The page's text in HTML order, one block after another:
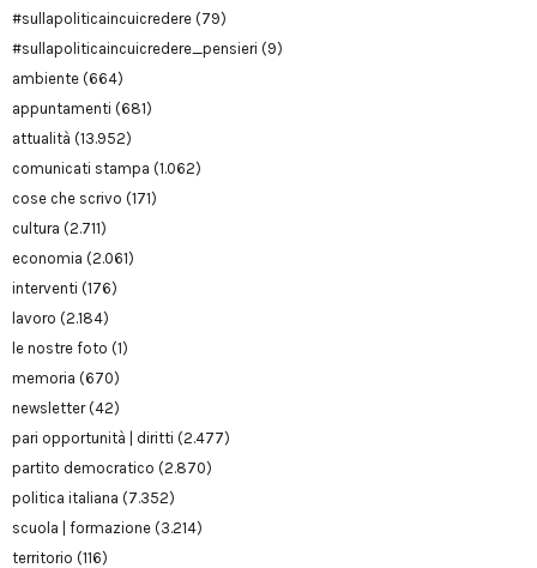
#sullapoliticaincuicredere (79)
#sullapoliticaincuicredere_pensieri (9)
ambiente (664)
appuntamenti (681)
attualità (13.952)
comunicati stampa (1.062)
cose che scrivo (171)
cultura (2.711)
economia (2.061)
interventi (176)
lavoro (2.184)
le nostre foto (1)
memoria (670)
newsletter(42)
pari opportunità | diritti (2.477)
partito democratico (2.870)
politica italiana (7.352)
scuola | formazione (3.214)
territorio (116)